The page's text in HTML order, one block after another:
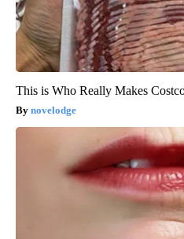
This is Who Really Makes
novelodge